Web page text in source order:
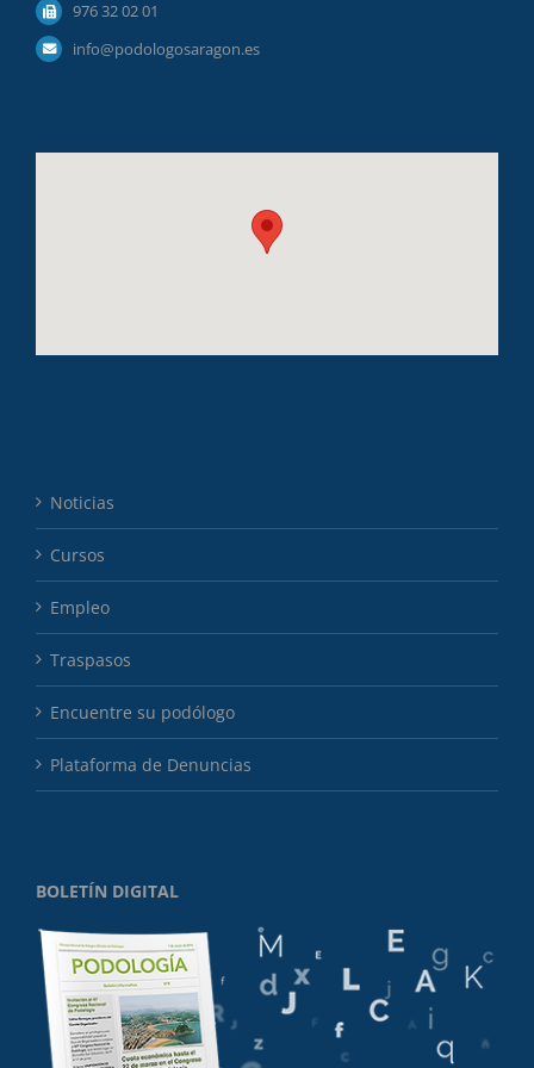
976 32 02 01
info@podologosaragon.es
Noticias
Cursos
Empleo
Traspasos
Encuentre su podólogo
Plataforma de Denuncias
BOLETÍN DIGITAL